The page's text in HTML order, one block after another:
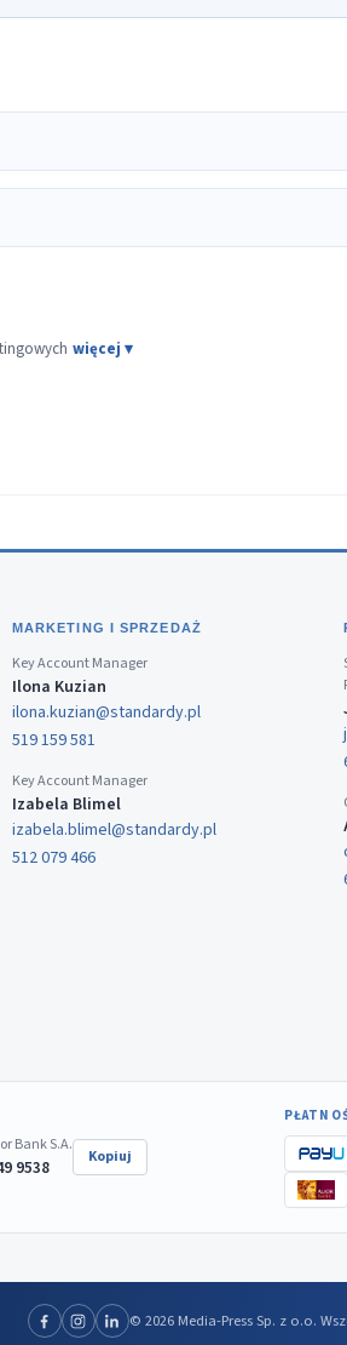
MARKETING I SPRZEDAŻ
Key Account Manager
Ilona Kuzian
ilona.kuzian@standardy.pl
519 159 581
Key Account Manager
Izabela Blimel
izabela.blimel@standardy.pl
512 079 466
Bank S.A.
9538 Kopiuj
© 2026 Media-Press Sp. z o.o.